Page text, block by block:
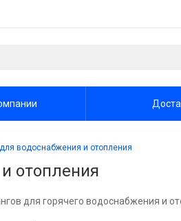
водоснабжения и отопления
отопления
для горячего водоснабжения и